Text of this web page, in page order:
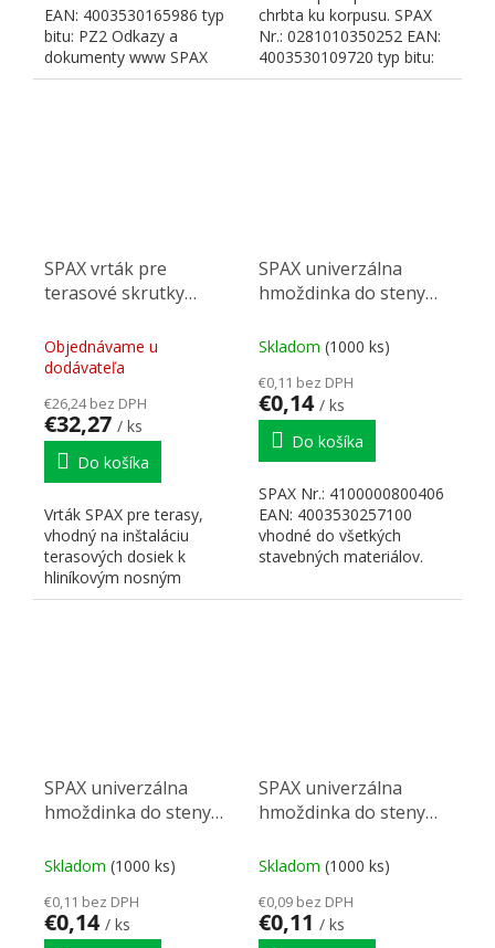
EAN: 4003530165986 typ
bitu: PZ2 Odkazy a
dokumenty www SPAX
chrbta ku korpusu. SPAX
Nr.: 0281010350252 EAN:
4003530109720 typ bitu:
Cross recess PZ 2 2...
SPAX vrták pre
terasové skrutky
Objednávame u
dodávateľa
€26,24 bez DPH
€32,27 / ks
Do košíka
Vrták SPAX pre terasy,
vhodný na inštaláciu
terasových dosiek k
hliníkovým nosným
konštrukciám. Číslo SPAX
SPAX univerzálna
hmoždinka do steny
Skladom (1000 ks)
€0,11 bez DPH
€0,14 / ks
Do košíka
SPAX Nr.: 4100000800406
EAN: 4003530257100
vhodné do všetkých
stavebných materiálov.
v...
SPAX univerzálna
hmoždinka do steny
Skladom (1000 ks)
€0,11 bez DPH
€0,14 / ks
SPAX univerzálna
hmoždinka do steny
Skladom (1000 ks)
€0,09 bez DPH
€0,11 / ks